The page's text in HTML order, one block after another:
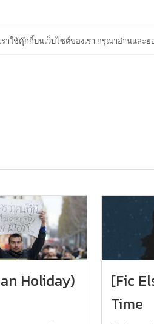
เราใช้คุ๊กกี้บนเว็บไซต์ของเรา กรุณาอ่านและย
Holiday)
[Fic
Time